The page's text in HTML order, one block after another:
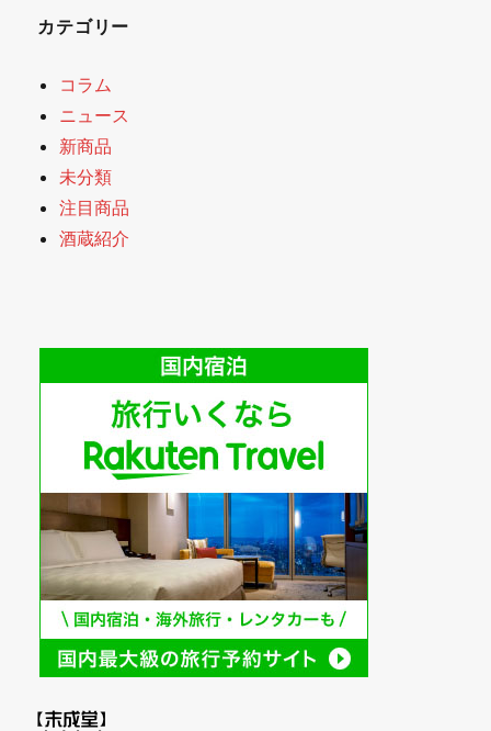
カテゴリー
コラム
ニュース
新商品
未分類
注目商品
酒蔵紹介